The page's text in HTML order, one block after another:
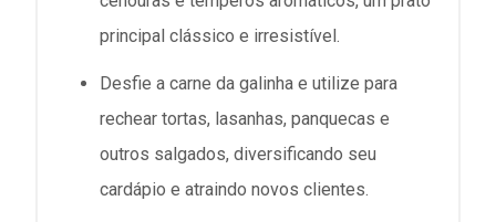
principal clássico e irresistível.
Desfie a carne da galinha e utilize para
rechear tortas, lasanhas, panquecas e
outros salgados, diversificando seu
cardápio e atraindo novos clientes.